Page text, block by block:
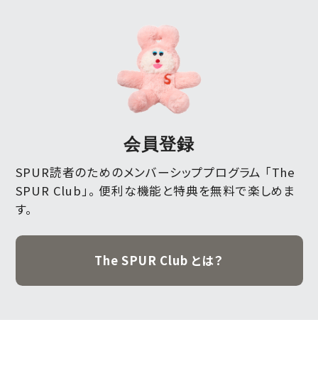
会員登録
SPUR読者のためのメンバーシッププログラム 「The
SPUR Club」。 便利な機能と特典を無料で楽しめま
す。
The SPUR Club とは？